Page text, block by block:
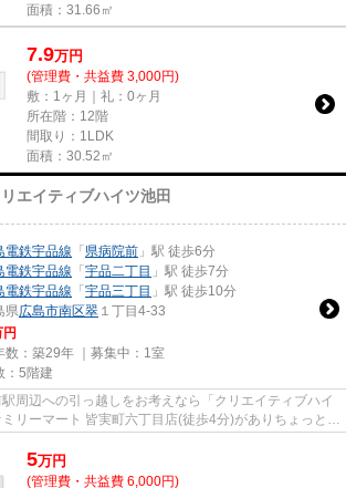
面積：31.66㎡
7.9万円
(管理費・共益費 3,000円)
敷：1ヶ月｜礼：0ヶ月
所在階：12階
間取り：1LDK
面積：30.52㎡
エイティブハイツ池田
電鉄宇品線 「 県病院前 」駅 徒歩6分
電鉄宇品線 「 宇品二丁目 」駅 徒歩7分
電鉄宇品線 「 宇品三丁目 」駅 徒歩10分
県広島市南区翠 １丁目4-33
数：築29年 ｜募集中： 1室
：5階建
周辺への引っ越しをお考えなら「クリエイティブハイ
リーマート 皆実町六丁目店(徒歩4分)がありちょっとし
5万円
(管理費・共益費 6,000円)